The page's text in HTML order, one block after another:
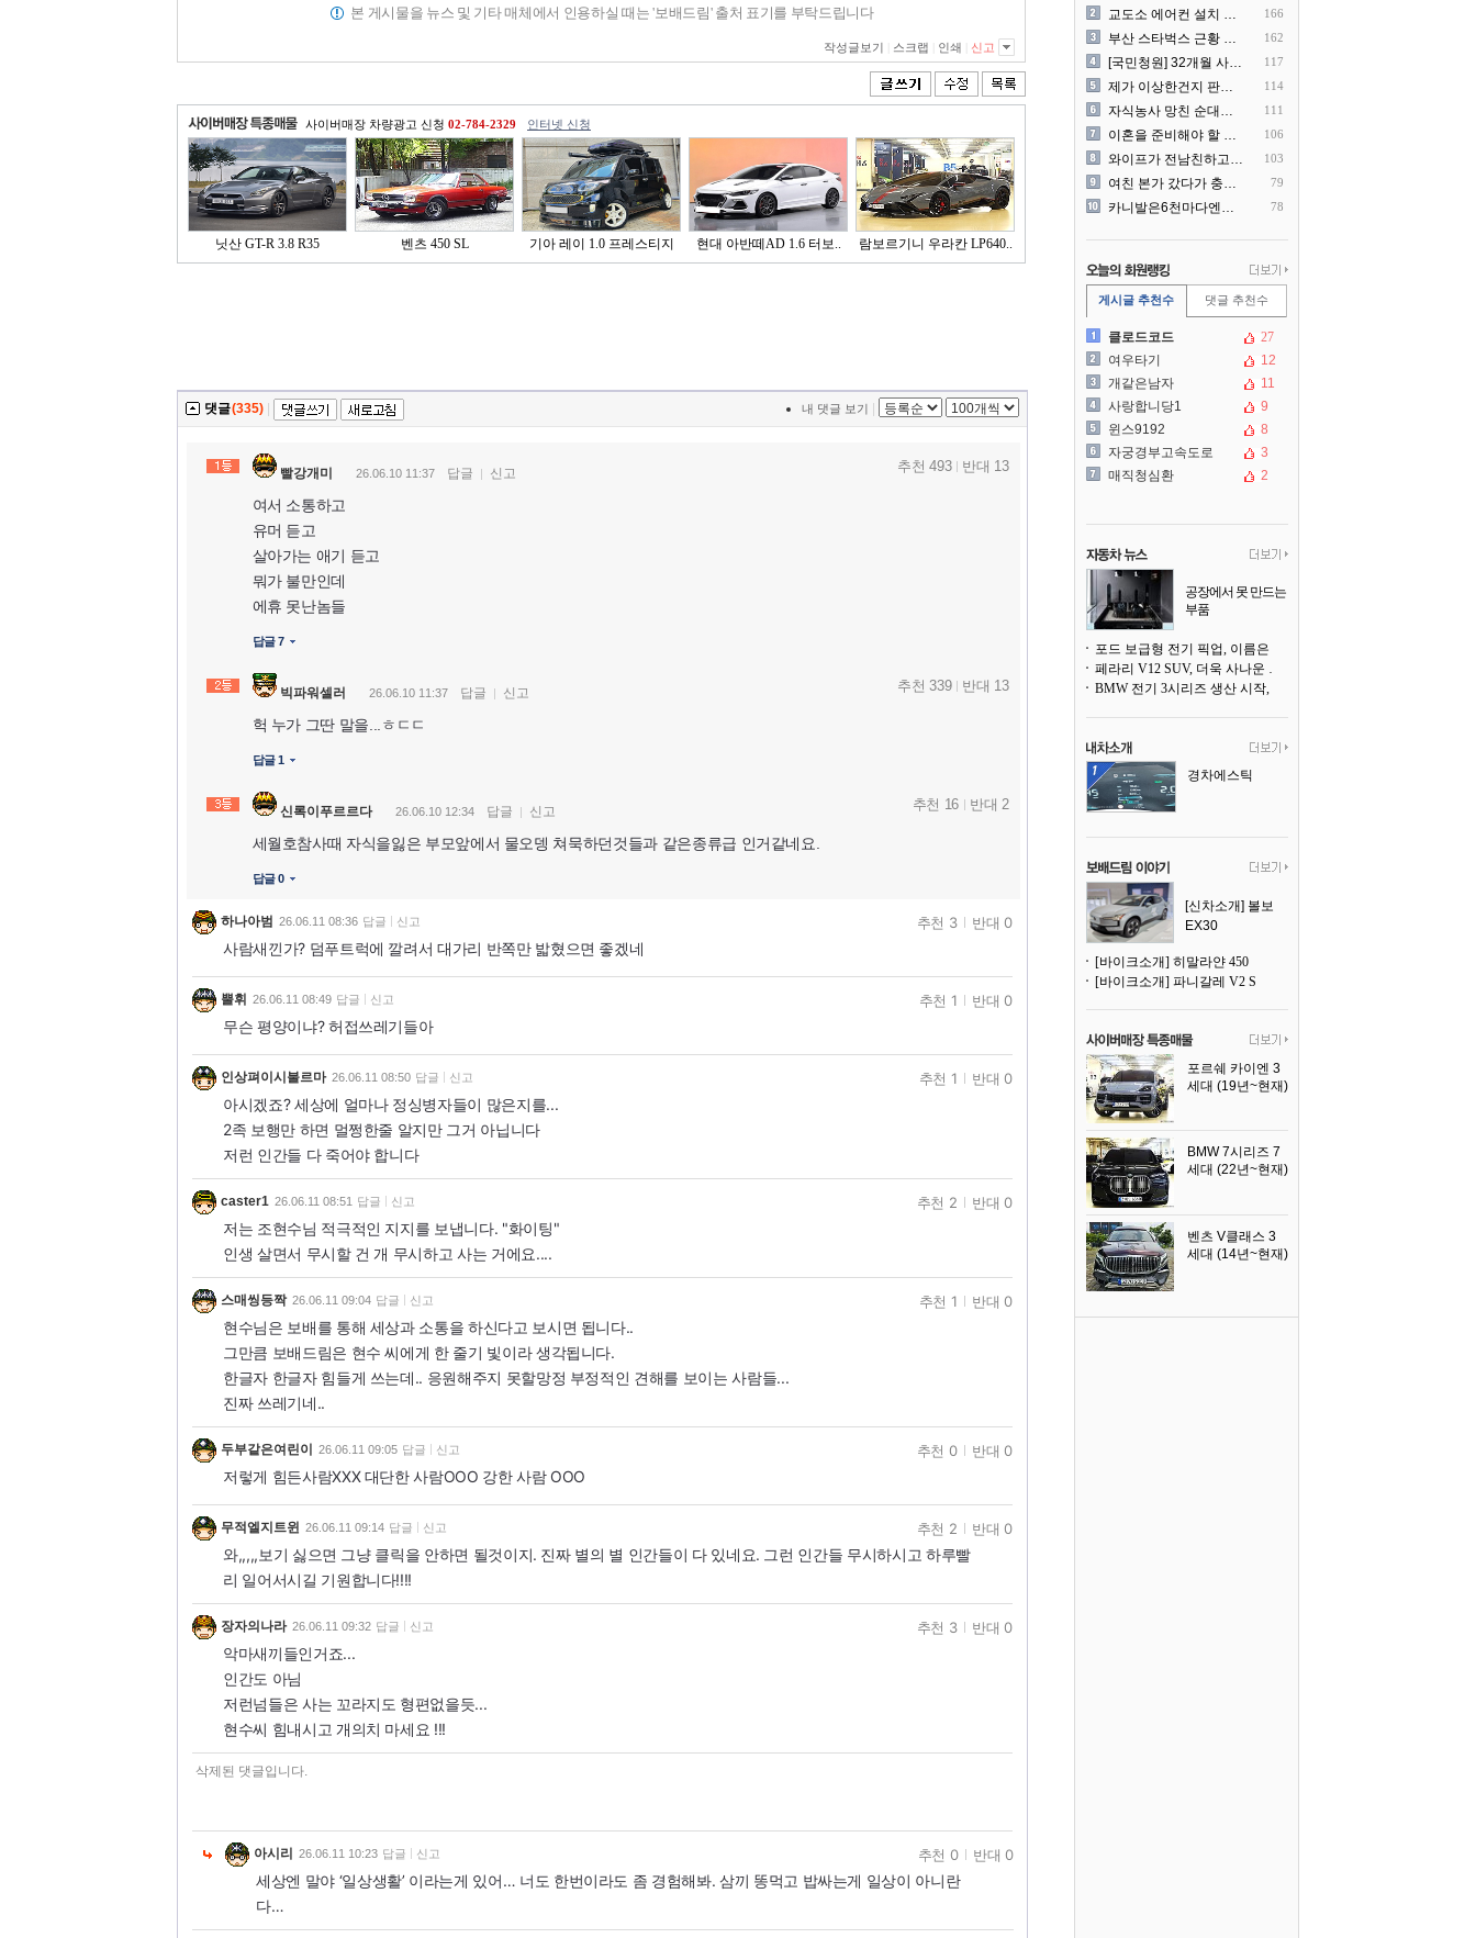
본 게시물을 뉴스 및 기타 매체에서 인용하실 때는 '보배드림' 출처 표기를 부탁드립니다
작성글보기 스크랩 인쇄 신고
사이버매장 차량광고 신청 02-784-2329 인터넷 신청
닛산 GT-R 3.8 R35 벤츠 450 SL 기아 레이 1.0 프레스티지 현대 아반떼AD 1.6 터보.. 람보르기니 우라칸 LP640..
댓글(335) 내 댓글 보기
빨강개미 26.06.10 11:37 답글 신고
여서 소통하고
유머 듣고
살아가는 애기 듣고
뭐가 불만인데
에휴 못난놈들
답글 7
추천 493 반대 13
빅파워셀러 26.06.10 11:37 답글 신고
헉 누가 그딴 말을...ㅎㄷㄷ
답글 1
추천 339 반대 13
신록이푸르르다 26.06.10 12:34 답글 신고
세월호참사때 자식을잃은 부모앞에서 물오뎅 쳐묵하던것들과 같은종류급 인거같네요.
답글 0
추천 16 반대 2
하나아범 26.06.11 08:36 답글 신고
사람새낀가? 덤푸트럭에 깔려서 대가리 반쪽만 밟혔으면 좋겠네
추천 3 반대 0
뿔휘 26.06.11 08:49 답글 신고
무슨 평양이냐? 허접쓰레기들아
추천 1 반대 0
인상펴이시불르마 26.06.11 08:50 답글 신고
아시겠죠? 세상에 얼마나 정싱병자들이 많은지를...
2족 보행만 하면 멀쩡한줄 알지만 그거 아닙니다
저런 인간들 다 죽어야 합니다
추천 1 반대 0
caster1 26.06.11 08:51 답글 신고
저는 조현수님 적극적인 지지를 보냅니다. "화이팅"
인생 살면서 무시할 건 개 무시하고 사는 거에요....
추천 2 반대 0
스매씽등짝 26.06.11 09:04 답글 신고
현수님은 보배를 통해 세상과 소통을 하신다고 보시면 됩니다..
그만큼 보배드림은 현수 씨에게 한 줄기 빛이라 생각됩니다.
한글자 한글자 힘들게 쓰는데.. 응원해주지 못할망정 부정적인 견해를 보이는 사람들...
진짜 쓰레기네..
추천 1 반대 0
두부같은여린이 26.06.11 09:05 답글 신고
저렇게 힘든사람XXX 대단한 사람OOO 강한 사람 OOO
추천 0 반대 0
무적엘지트윈 26.06.11 09:14 답글 신고
와,,,,,보기 싫으면 그냥 클릭을 안하면 될것이지. 진짜 별의 별 인간들이 다 있네요. 그런 인간들 무시하시고 하루빨
리 일어서시길 기원합니다!!!!
추천 2 반대 0
장자의나라 26.06.11 09:32 답글 신고
악마새끼들인거죠...
인간도 아님
저런넘들은 사는 꼬라지도 형편없을듯...
현수씨 힘내시고 개의치 마세요 !!!
추천 3 반대 0
삭제된 댓글입니다.
아시리 26.06.11 10:23 답글 신고
세상엔 말야 ‘일상생활’ 이라는게 있어… 너도 한번이라도 좀 경험해봐. 삼끼 똥먹고 밥싸는게 일상이 아니란
다…
추천 0 반대 0
교도소 에어컨 설치 논란.... 166
부산 스타벅스 근황 ㅎㄷㄷ 162
[국민청원] 32개월 사랑하.. 117
제가 이상한건지 판단 부탁드.. 114
자식농사 망친 순대국집 사장.. 111
이혼을 준비해야 할 것 같습.. 106
와이프가 전남친하고 해외여행.. 103
여친 본가 갔다가 충격 먹은.. 79
카니발은6천마다엔진점검을해야.. 78
게시글 추천수 댓글 추천수
클로드코드
27
여우타기
12
개같은남자
11
사랑합니당1
9
윈스9192
8
자궁경부고속도로
3
매직청심환
2
공장에서 못 만드는
부품
어낸다
페라리 V12 SUV, 더욱 사나운 얼굴로 돌아온다
경차에스틱
[신차소개] 볼보
EX30
[바이크소개] 히말라얀 450
[바이크소개] 파니갈레 V2 S
포르쉐 카이엔 3
세대 (19년~현재)
BMW 7시리즈 7
세대 (22년~현재)
벤츠 V클래스 3
세대 (14년~현재)